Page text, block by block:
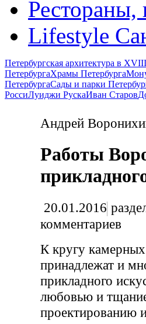
Рестораны,
Lifestyle
Петербургская архитектура в
ПетербургаХрамы Петербурга
ПетербургаСады и парки
РоссиЛуиджи РускаИван Старов
Андрей
Работы
20.01.2016
комментариев
К кругу
принадлежат и
прикладного
любовью и
проектированию